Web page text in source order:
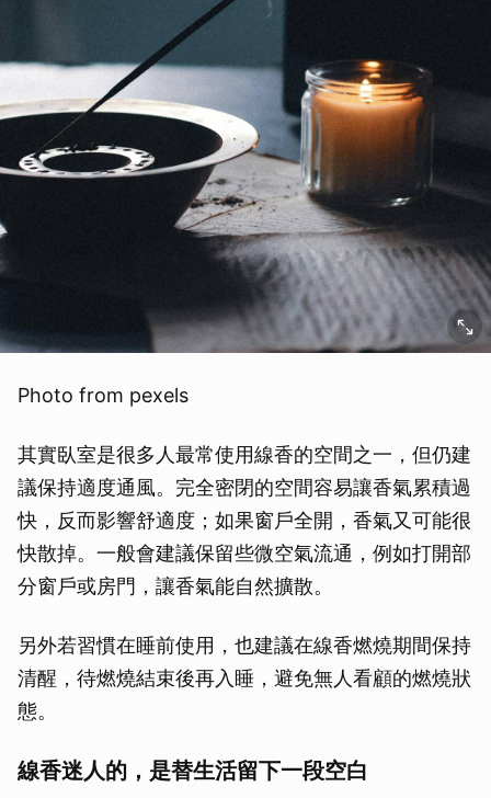
Photo from pexels
其實臥室是很多人最常使用線香的空間之一，但仍建
議保持適度通風。完全密閉的空間容易讓香氣累積過
快，反而影響舒適度；如果窗戶全開，香氣又可能很
快散掉。一般會建議保留些微空氣流通，例如打開部
分窗戶或房門，讓香氣能自然擴散。
另外若習慣在睡前使用，也建議在線香燃燒期間保持
清醒，待燃燒結束後再入睡，避免無人看顧的燃燒狀
態。
線香迷人的，是替生活留下一段空白